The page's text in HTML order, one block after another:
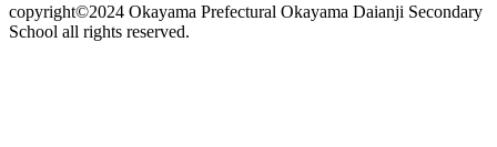
copyright©2024 Okayama Prefectural Okayama Daianji Secondary
School all rights reserved.